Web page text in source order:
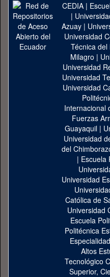
CEDIA|
|
Azuay|
Universidad
Técnica del
Milagro |
Universidad
Universidad
Universidad
Internacional
Fuerzas
Guayaquil|
Universidad
del
| Escuela
Universidad
Católica de
Universidad
Escuela
Politécnica
Altos
Tecnológico
Superior,